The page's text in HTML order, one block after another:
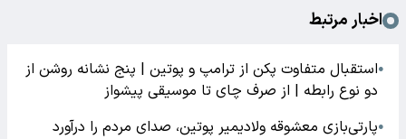
اخبار مرتبط
●استقبال متفاوت پکن از ترامپ و پوتین | پنج نشانه روشن از
دو نوع رابطه | از صرف چای تا موسیقی پیشواز
●پارتی‌بازی معشوقه ولادیمیر پوتین، صدای مردم را درآورد